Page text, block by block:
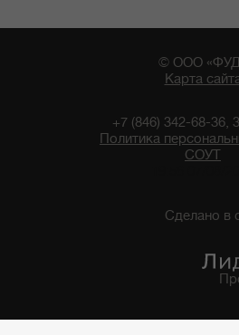
© ООО
Карта
+7 (846) 342-68-36,
Политика
СОУТ
Сделано в